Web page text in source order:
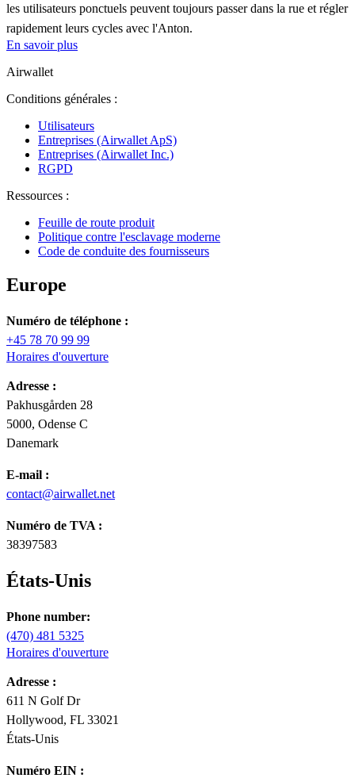
les utilisateurs ponctuels peuvent toujours passer dans la rue et régler
rapidement leurs cycles avec l'Anton.
En savoir plus
Airwallet
Conditions générales :
Utilisateurs
Entreprises (Airwallet ApS)
Entreprises (Airwallet Inc.)
RGPD
Ressources :
Feuille de route produit
Politique contre l'esclavage moderne
Code de conduite des fournisseurs
Europe
Numéro de téléphone :
+45 78 70 99 99
Horaires d'ouverture
Adresse :
Pakhusgården 28
5000, Odense C
Danemark
E-mail :
contact@airwallet.net
Numéro de TVA :
38397583
États-Unis
Phone number:
(470) 481 5325
Horaires d'ouverture
Adresse :
611 N Golf Dr
Hollywood, FL 33021
États-Unis
Numéro EIN :